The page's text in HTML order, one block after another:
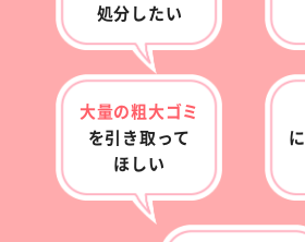
処分したい
大量の粗大ゴミ
を引き取って
ほしい
に